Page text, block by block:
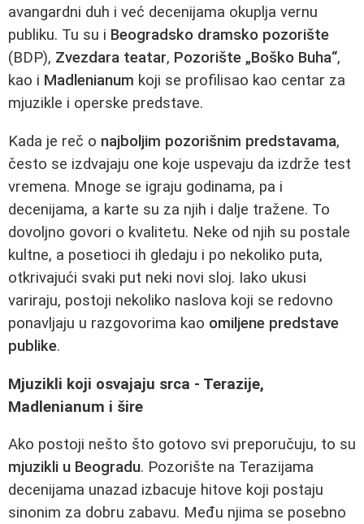
avangardni duh i već decenijama okuplja vernu
publiku. Tu su i Beogradsko dramsko pozorište
(BDP), Zvezdara teatar, Pozorište „Boško Buha“,
kao i Madlenianum koji se profilisao kao centar za
mjuzikle i operske predstave.
Kada je reč o najboljim pozorišnim predstavama,
često se izdvajaju one koje uspevaju da izdrže test
vremena. Mnoge se igraju godinama, pa i
decenijama, a karte su za njih i dalje tražene. To
dovoljno govori o kvalitetu. Neke od njih su postale
kultne, a posetioci ih gledaju i po nekoliko puta,
otkrivajući svaki put neki novi sloj. Iako ukusi
variraju, postoji nekoliko naslova koji se redovno
ponavljaju u razgovorima kao omiljene predstave
publike.
Mjuzikli koji osvajaju srca - Terazije,
Madlenianum i šire
Ako postoji nešto što gotovo svi preporučuju, to su
mjuzikli u Beogradu. Pozorište na Terazijama
decenijama unazad izbacuje hitove koji postaju
sinonim za dobru zabavu. Među njima se posebno